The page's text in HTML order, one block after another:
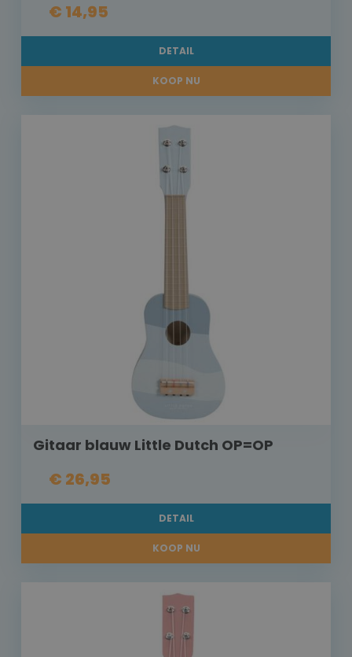
€ 14,95
DETAIL
KOOP NU
Gitaar blauw Little Dutch OP=OP
€ 26,95
DETAIL
KOOP NU